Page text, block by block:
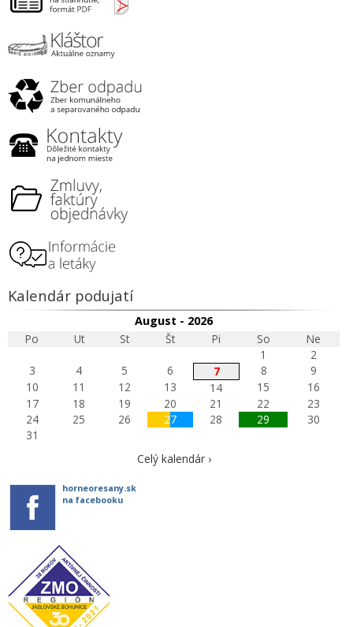
Kalendár podujatí
August - 2026
Po
Ut St Št Pi So
Ne
1
2
3
4 5 6 7 8
9
10
11 12 13 14 15
16
17
18 19 20 21 22
23
24
25 26 27 28 29
30
31
Celý kalendár ›
horneoresany.sk
na facebooku